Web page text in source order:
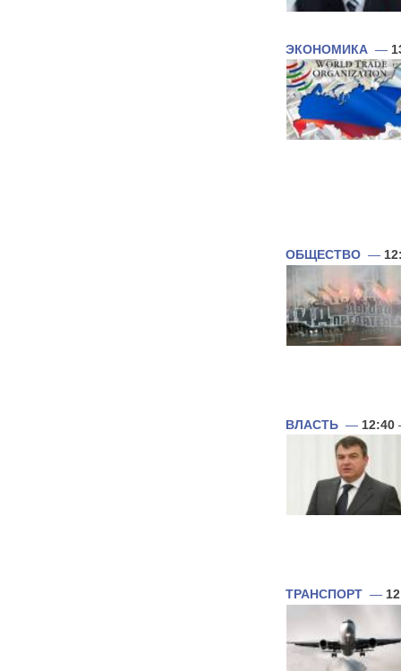
ЭКОНОМИКА —
ОБЩЕСТВО —
ВЛАСТЬ — 12:40
ТРАНСПОРТ —